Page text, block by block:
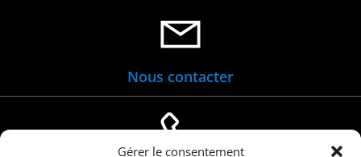
Gérer le consentement
Nous contacter